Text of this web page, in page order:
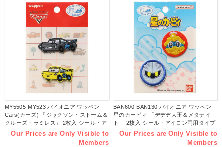
MY5505-MY523 パイオニア ワッペン
Cars(カーズ) 「ジャクソン・ストーム＆
クルーズ・ラミレス」 2枚入 シール・ア
イロン両用タイプ （枚）
Our Prices are Only Visible to
Members
BAN600-BAN130 パイオニア ワッペン
星のカービィ 「デデデ大王＆メタナイ
ト」 2枚入 シール・アイロン両用タイプ
（枚）
Our Prices are Only Visible to
Members